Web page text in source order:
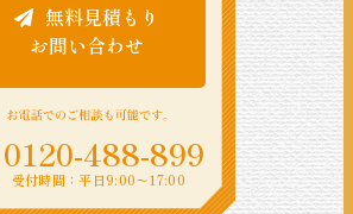
無料見積もり
お問い合わせ
0120-488-899
受付時間：平日9:00〜17:00